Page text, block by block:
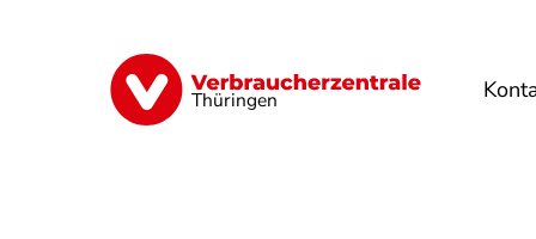
Thüringen
Finanzen Digitales Lebensmittel